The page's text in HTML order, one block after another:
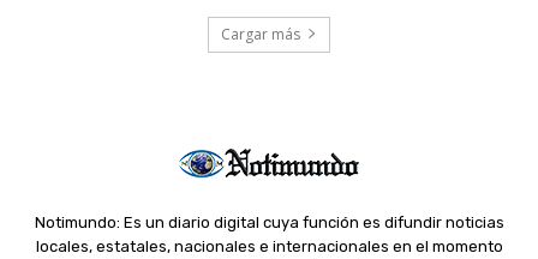
Cargar más
Notimundo: Es un diario digital cuya función es difundir noticias
locales, estatales, nacionales e internacionales en el momento